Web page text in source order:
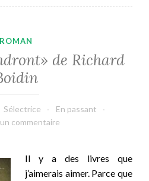
ROMAN
de Richard
Sélectrice
En passant
commentaire
Il y a des livres que
j’aimerais aimer. Parce que